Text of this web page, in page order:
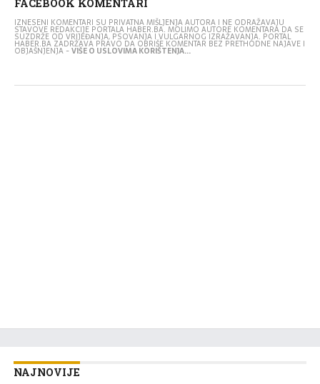
FACEBOOK KOMENTARI
IZNESENI KOMENTARI SU PRIVATNA MIŠLJENJA AUTORA I NE ODRAŽAVAJU
STAVOVE REDAKCIJE PORTALA HABER.BA. MOLIMO AUTORE KOMENTARA DA SE
SUZDRŽE OD VRIJEĐANJA, PSOVANJA I VULGARNOG IZRAŽAVANJA. PORTAL
HABER.BA ZADRŽAVA PRAVO DA OBRIŠE KOMENTAR BEZ PRETHODNE NAJAVE I
OBJAŠNJENJA -VIŠE O USLOVIMA KORIŠTENJA...
NAJNOVIJE